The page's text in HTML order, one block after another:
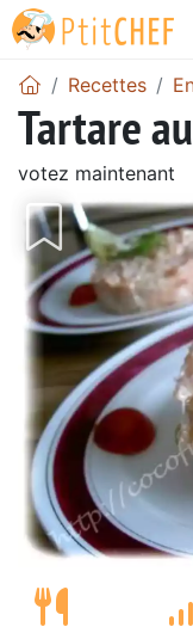
Recettes
Tartare
votez maintenant